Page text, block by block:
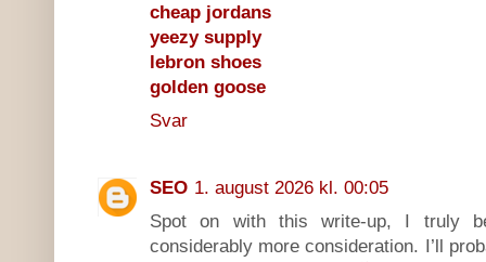
cheap jordans
yeezy supply
lebron shoes
golden goose
Svar
SEO 1. august 2026 kl. 00:05
Spot on with this write-up, I truly
considerably more consideration. I’ll